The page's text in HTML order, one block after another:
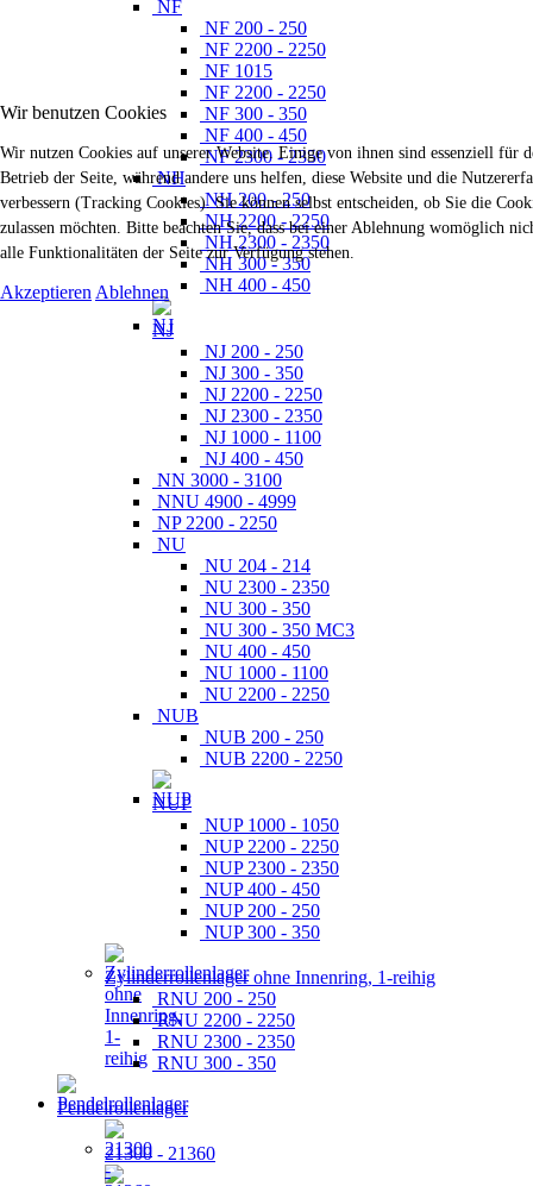
NF
NF 200 - 250
NF 2200 - 2250
NF 1015
NF 2200 - 2250
NF 300 - 350
NF 400 - 450
NF 2300 - 2350
NH
NH 200 - 250
NH 2200 - 2250
NH 2300 - 2350
NH 300 - 350
NH 400 - 450
NJ
NJ 200 - 250
NJ 300 - 350
NJ 2200 - 2250
NJ 2300 - 2350
NJ 1000 - 1100
NJ 400 - 450
NN 3000 - 3100
NNU 4900 - 4999
NP 2200 - 2250
NU
NU 204 - 214
NU 2300 - 2350
NU 300 - 350
NU 300 - 350 MC3
NU 400 - 450
NU 1000 - 1100
NU 2200 - 2250
NUB
NUB 200 - 250
NUB 2200 - 2250
NUP
NUP 1000 - 1050
NUP 2200 - 2250
NUP 2300 - 2350
NUP 400 - 450
NUP 200 - 250
NUP 300 - 350
Zylinderrollenlager ohne Innenring, 1-reihig
RNU 200 - 250
RNU 2200 - 2250
RNU 2300 - 2350
RNU 300 - 350
Pendelrollenlager
21300 - 21360
Wir benutzen Cookies
Wir nutzen Cookies auf unserer Website. Einige von ihnen sind essenziell für
Betrieb der Seite, während andere uns helfen, diese Website und die
verbessern (Tracking Cookies). Sie können selbst entscheiden, ob Sie die
zulassen möchten. Bitte beachten Sie, dass bei einer Ablehnung womöglich
alle Funktionalitäten der Seite zur Verfügung stehen.
Akzeptieren Ablehnen